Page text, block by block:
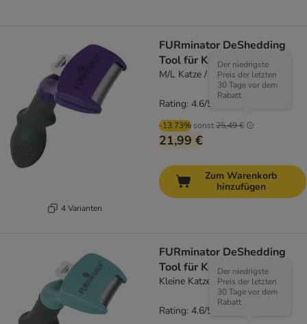
4 Varianten
FURminator DeShedding
Tool für Katzen
M/L Katze / Kurzhaar
-13.73% sonst25,49 €
Der niedrigste
Preis der letzten
30 Tage vor dem
Rabatt
21,99 €
Rating: 4.6/5
Zum Warenkorb
hinzufügen
FURminator DeShedding
Tool für Katzen
Kleine Katze / Kurzhaar
Der niedrigste
Preis der letzten
30 Tage vor dem
Rabatt
Rating: 4.6/5